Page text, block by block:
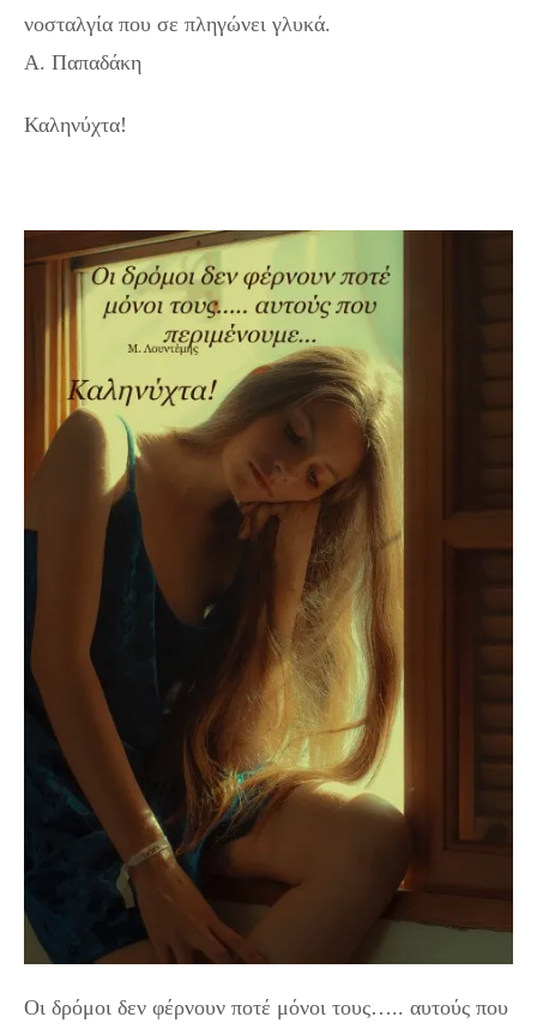
νοσταλγία που σε πληγώνει γλυκά.
Α. Παπαδάκη
Καληνύχτα!
Oι δρόμοι δεν φέρνουν ποτέ μόνοι τους….. αυτούς που